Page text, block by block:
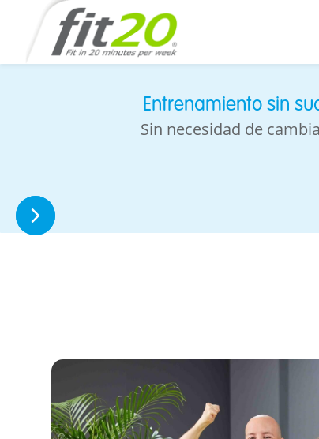
Entrenamiento sin sudor
Sin necesidad de cambiarse